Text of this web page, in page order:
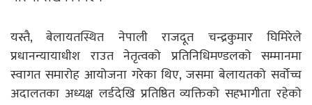
यस्तै, बेलायतस्थित नेपाली राजदूत चन्द्रकुमार घिमिरेले
प्रधानन्यायाधीश राउत नेतृत्वको प्रतिनिधिमण्डलको सम्मानमा
स्वागत समारोह आयोजना गरेका थिए, जसमा बेलायतको सर्वोच्च
अदालतका अध्यक्ष लर्डदेखि प्रतिष्ठित व्यक्तिको सहभागीता रहेको